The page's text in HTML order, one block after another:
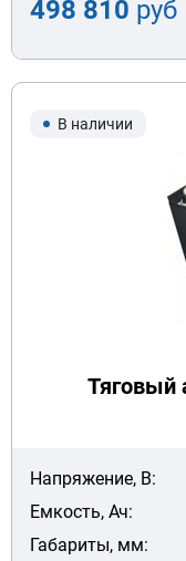
498 810 руб
В наличии
Тяговый
Напряжение, В:
Емкость, Ач:
Габариты, мм: